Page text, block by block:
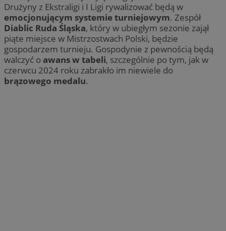
Drużyny z Ekstraligi i I Ligi rywalizować będą w
emocjonującym systemie turniejowym. Zespół
Diablic Ruda Śląska, który w ubiegłym sezonie zajął
piąte miejsce w Mistrzostwach Polski, będzie
gospodarzem turnieju. Gospodynie z pewnością będą
walczyć o awans w tabeli, szczególnie po tym, jak w
czerwcu 2024 roku zabrakło im niewiele do
brązowego medalu.